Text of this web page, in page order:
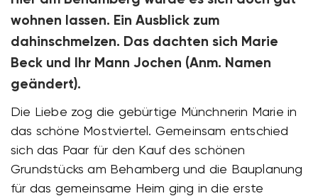
wohnen lassen. Ein Ausblick zum
dahinschmelzen. Das dachten sich Marie
Beck und Ihr Mann Jochen (Anm. Namen
geändert).
Die Liebe zog die gebürtige Münchnerin Marie in
das schöne Mostviertel. Gemeinsam entschied
sich das Paar für den Kauf des schönen
Grundstücks am Behamberg und die Bauplanung
für das gemeinsame Heim ging in die erste